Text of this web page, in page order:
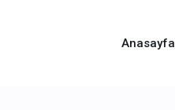
Anasayfa